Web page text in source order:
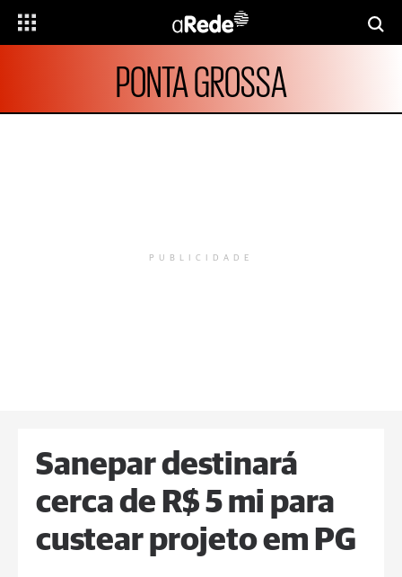
PONTA GROSSA
PUBLICIDADE
Sanepar destinará
cerca de R$ 5 mi para
custear projeto em PG